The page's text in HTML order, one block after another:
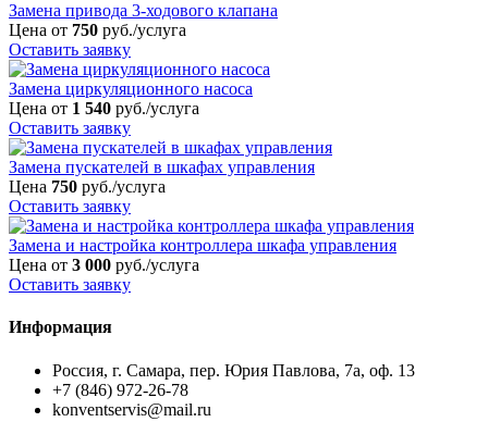
Замена привода 3-ходового клапана
Цена от 750 руб./услуга
Оставить заявку
Замена циркуляционного насоса
Цена от 1 540 руб./услуга
Оставить заявку
Замена пускателей в шкафах управления
Цена 750 руб./услуга
Оставить заявку
Замена и настройка контроллера шкафа управления
Цена от 3 000 руб./услуга
Оставить заявку
Информация
Россия, г. Самара, пер. Юрия Павлова, 7а, оф. 13
+7 (846) 972-26-78
konventservis@mail.ru